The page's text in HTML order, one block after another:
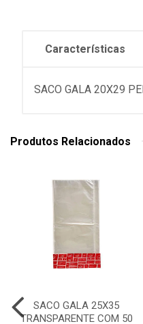
Características
SACO GALA 20X29
Produtos Relacionados
SACO GALA 25X35
TRANSPARENTE COM 50